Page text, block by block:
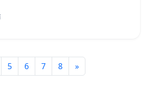
5 6 7 8 »